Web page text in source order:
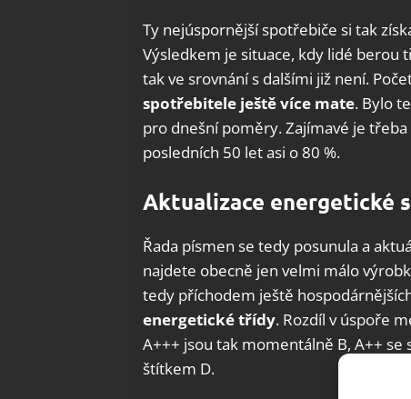
Ty nejúspornější spotřebiče si tak
Výsledkem je situace, kdy lidé berou
tak ve srovnání s dalšími již není.
spotřebitele ještě více mate. Bylo
pro dnešní poměry. Zajímavé je
posledních 50 let asi o 80 %.
Aktualizace energetické
Řada písmen se tedy posunula a
najdete obecně jen velmi málo
tedy příchodem ještě
energetické třídy. Rozdíl v úspoře
A+++ jsou tak momentálně B, A++
štítkem D.